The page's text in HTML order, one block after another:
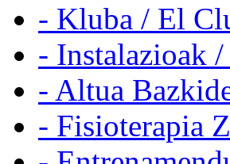
- Kluba / El
- Instalazioak
- Altua
- Fisioterapia